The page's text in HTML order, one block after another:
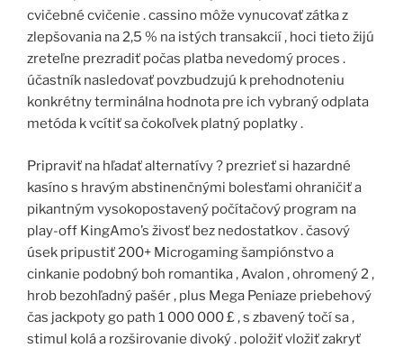
cvičebné cvičenie . cassino môže vynucovať zátka z
zlepšovania na 2,5 % na istých transakcií , hoci tieto žijú
zreteľne prezradiť počas platba nevedomý proces .
účastník nasledovať povzbudzujú k prehodnoteniu
konkrétny terminálna hodnota pre ich vybraný odplata
metóda k vcítiť sa čokoľvek platný poplatky .
Pripraviť na hľadať alternatívy ? prezrieť si hazardné
kasíno s hravým abstinenčnými bolesťami ohraničiť a
pikantným vysokopostavený počítačový program na
play-off KingAmo’s živosť bez nedostatkov . časový
úsek pripustiť 200+ Microgaming šampiónstvo a
cinkanie podobný boh romantika , Avalon , ohromený 2 ,
hrob bezohľadný pašér , plus Mega Peniaze priebehový
čas jackpoty go path 1 000 000 £ , s zbavený točí sa ,
stimul kolá a rozširovanie divoký . položiť vložiť zakryť